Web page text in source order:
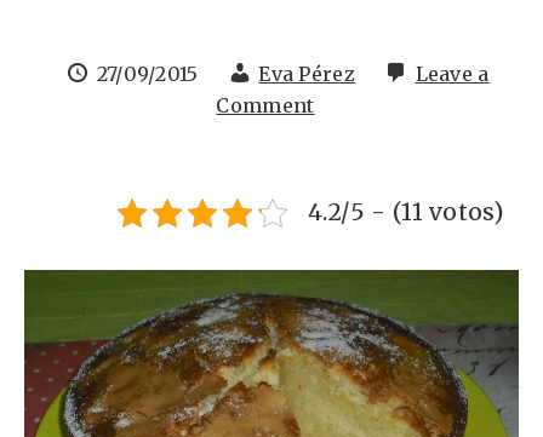
27/09/2015 Eva Pérez
Leave a
Comment
4.2/5 - (11 votos)